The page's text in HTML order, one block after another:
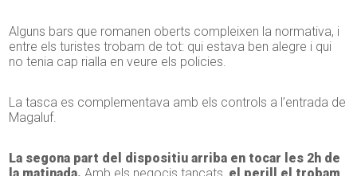
Alguns bars que romanen oberts compleixen la normativa, i
entre els turistes trobam de tot: qui estava ben alegre i qui
no tenia cap rialla en veure els policies.
La tasca es complementava amb els controls a l’entrada de
Magaluf.
La segona part del dispositiu arriba en tocar les 2h de